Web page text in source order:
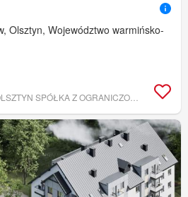
Olsztyn, Województwo warmińsko-